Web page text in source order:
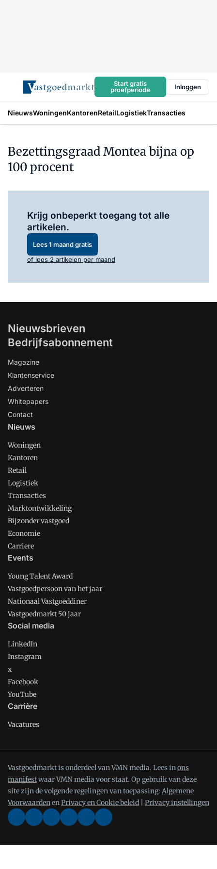
Start gratis
proefperiode
Inloggen
NieuwsWoningenKantorenRetailLogistiekTransacties
Bezettingsgraad Montea bijna op
100 procent
Krijg onbeperkt toegang tot alle
artikelen.
Lees 1 maand gratis
of lees 2 artikelen per maand
Nieuwsbrieven
Bedrijfsabonnement
Magazine
Klantenservice
Adverteren
Whitepapers
Contact
Nieuws
Woningen
Kantoren
Retail
Logistiek
Transacties
Marktontwikkeling
Bijzonder vastgoed
Economie
Carriere
Events
Young Talent Award
Vastgoedpersoon van het jaar
Nationaal Vastgoeddiner
Vastgoedmarkt 50 jaar
Social media
LinkedIn
Instagram
x
Facebook
YouTube
Carrière
Vacatures
Vastgoedmarkt is onderdeel van VMN media. Lees inons
manifestwaar VMN media voor staat. Op gebruik van deze
site zijn de volgende regelingen van toepassing: Algemene
VoorwaardenenPrivacy en Cookie beleid Privacy instellingen